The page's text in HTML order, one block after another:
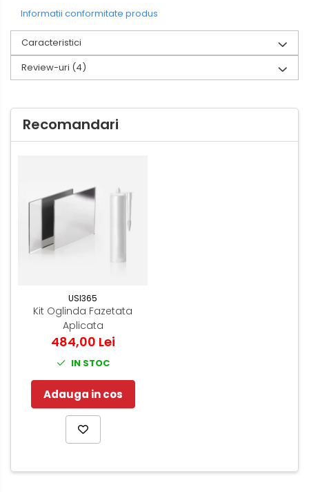
Informatii conformitate produs
Caracteristici
Review-uri (4)
Recomandari
USI365
Kit Oglinda Fazetata
Aplicata
484,00 Lei
IN STOC
Adauga in cos